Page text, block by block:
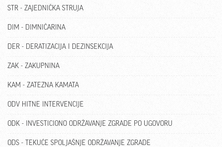
STR - ZAJEDNIČKA STRUJA
DIM - DIMNIČARINA
DER - DERATIZACIJA I DEZINSEKCIJA
ZAK - ZAKUPNINA
KAM - ZATEZNA KAMATA
ODV HITNE INTERVENCIJE
ODK - INVESTICIONO ODRŽAVANJE ZGRADE PO UGOVORU
ODS - TEKUĆE SPOLJAŠNJE ODRŽAVANJE ZGRADE